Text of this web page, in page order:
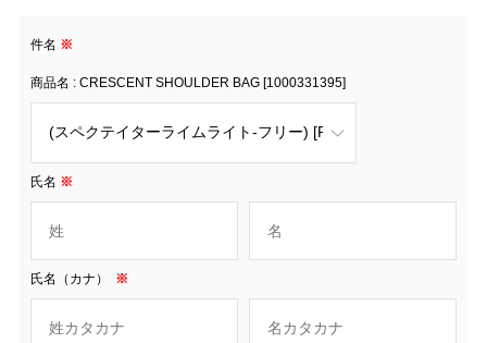
件名 ※
商品名 : CRESCENT SHOULDER BAG [1000331395]
氏名 ※
氏名（カナ） ※